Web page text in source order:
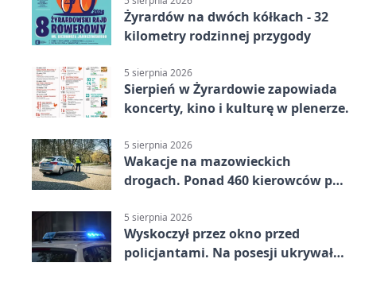
Żyrardów na dwóch kółkach - 32
kilometry rodzinnej przygody
5 sierpnia 2026
Sierpień w Żyrardowie zapowiada
koncerty, kino i kulturę w plenerze.
5 sierpnia 2026
Wakacje na mazowieckich
drogach. Ponad 460 kierowców po
5 sierpnia 2026
Wyskoczył przez okno przed
policjantami. Na posesji ukrywał